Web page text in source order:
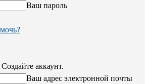
Ваш пароль
аккаунт.
Ваш адрес электронной почты